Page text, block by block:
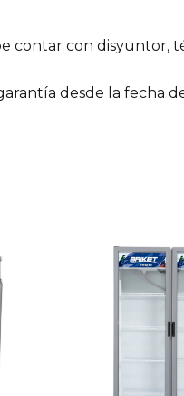
contar con disyuntor,
desde la fecha